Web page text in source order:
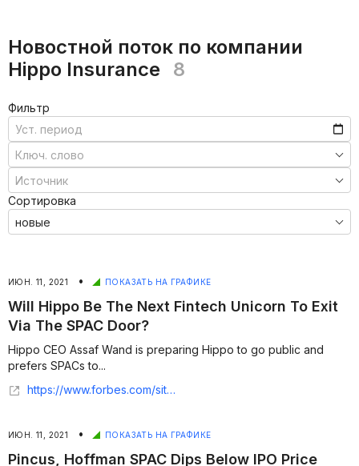
Новостной поток по компании
Hippo Insurance
8
Фильтр
Сортировка
ИЮН. 11, 2021 • ПОКАЗАТЬ НА ГРАФИКЕ
Will Hippo Be The Next Fintech Unicorn To Exit
Via The SPAC Door?
Hippo CEO Assaf Wand is preparing Hippo to go public and
prefers SPACs to...
https://www.forbes.com/sites/jeffkauflin/2020/10/30/will-hippo-be-the-next-fintech-unicorn-to-exit-via-the-spac-door/
ИЮН. 11, 2021 • ПОКАЗАТЬ НА ГРАФИКЕ
Pincus, Hoffman SPAC Dips Below IPO Price